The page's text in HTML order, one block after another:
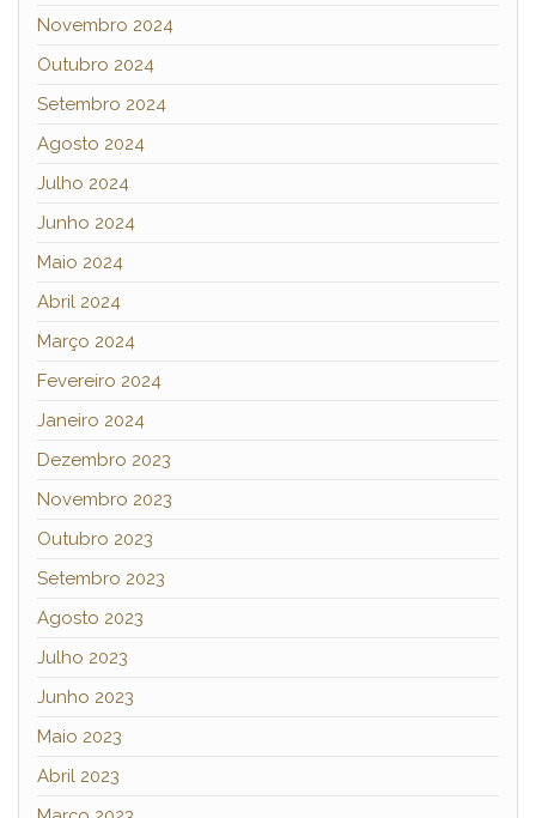
Novembro 2024
Outubro 2024
Setembro 2024
Agosto 2024
Julho 2024
Junho 2024
Maio 2024
Abril 2024
Março 2024
Fevereiro 2024
Janeiro 2024
Dezembro 2023
Novembro 2023
Outubro 2023
Setembro 2023
Agosto 2023
Julho 2023
Junho 2023
Maio 2023
Abril 2023